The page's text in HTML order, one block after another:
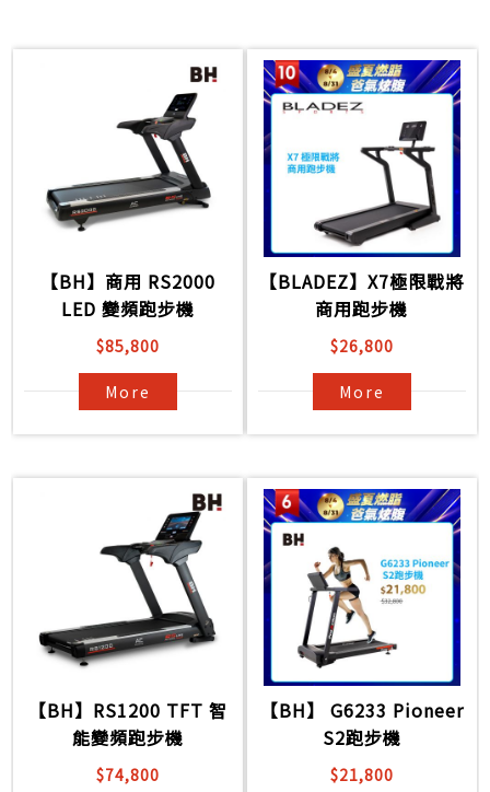
【BH】商用 RS2000
LED 變頻跑步機
$85,800
More
【BLADEZ】X7極限戰將
商用跑步機
$26,800
More
【BH】RS1200 TFT 智
能變頻跑步機
$74,800
【BH】 G6233 Pioneer
S2跑步機
$21,800